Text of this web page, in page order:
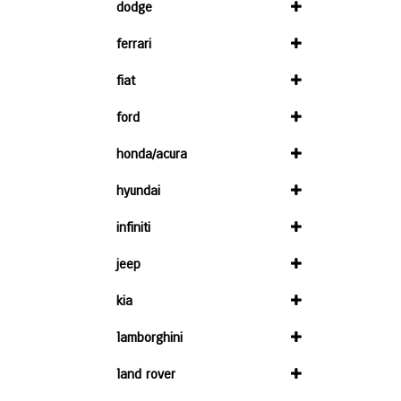
dodge
ferrari
fiat
ford
honda/acura
hyundai
infiniti
jeep
kia
lamborghini
land rover